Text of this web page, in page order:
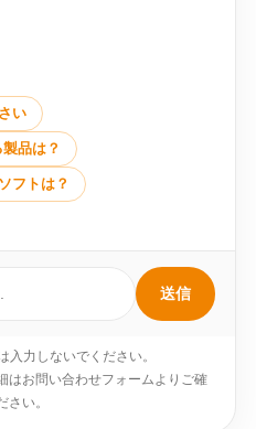
い
品は？
フトは？
送信
力しないでください。
お問い合わせフォームよりご確
さい。